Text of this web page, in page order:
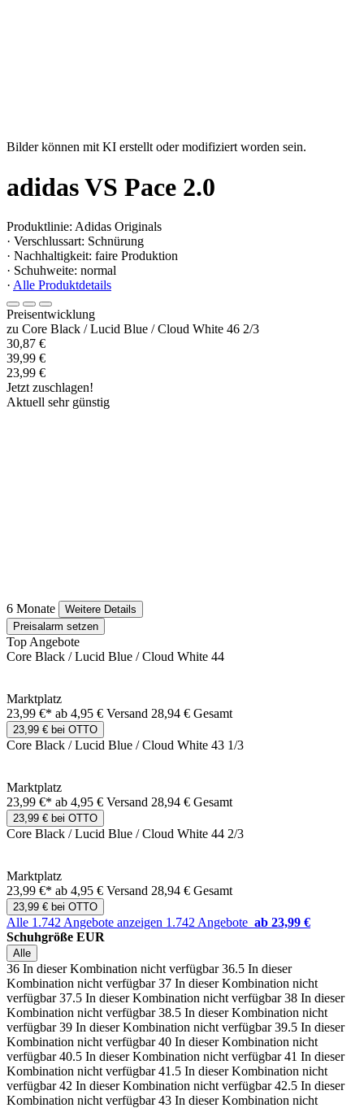
Bilder können mit KI erstellt oder modifiziert worden sein.
adidas VS Pace 2.0
Produktlinie: Adidas Originals
· Verschlussart: Schnürung
· Nachhaltigkeit: faire Produktion
· Schuhweite: normal
· Alle Produktdetails
Preisentwicklung
zu Core Black / Lucid Blue / Cloud White 46 2/3
30,87 €
39,99 €
23,99 €
Jetzt zuschlagen!
Aktuell sehr günstig
6 Monate
Weitere Details
Preisalarm setzen
Top Angebote
Core Black / Lucid Blue / Cloud White 44
Marktplatz
23,99 €* ab 4,95 € Versand 28,94 € Gesamt
23,99 € bei OTTO
Core Black / Lucid Blue / Cloud White 43 1/3
Marktplatz
23,99 €* ab 4,95 € Versand 28,94 € Gesamt
23,99 € bei OTTO
Core Black / Lucid Blue / Cloud White 44 2/3
Marktplatz
23,99 €* ab 4,95 € Versand 28,94 € Gesamt
23,99 € bei OTTO
Alle 1.742 Angebote anzeigen 1.742 Angebote ab 23,99 €
Schuhgröße EUR
Alle
36 In dieser Kombination nicht verfügbar 36.5 In dieser
Kombination nicht verfügbar 37 In dieser Kombination nicht
verfügbar 37.5 In dieser Kombination nicht verfügbar 38 In dieser
Kombination nicht verfügbar 38.5 In dieser Kombination nicht
verfügbar 39 In dieser Kombination nicht verfügbar 39.5 In dieser
Kombination nicht verfügbar 40 In dieser Kombination nicht
verfügbar 40.5 In dieser Kombination nicht verfügbar 41 In dieser
Kombination nicht verfügbar 41.5 In dieser Kombination nicht
verfügbar 42 In dieser Kombination nicht verfügbar 42.5 In dieser
Kombination nicht verfügbar 43 In dieser Kombination nicht